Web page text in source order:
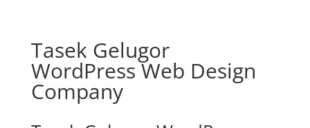
Tasek Gelugor
WordPress Web Design
Company